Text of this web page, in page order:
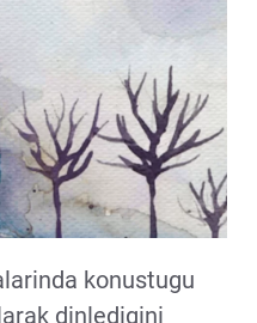
konustugu
dinledigini